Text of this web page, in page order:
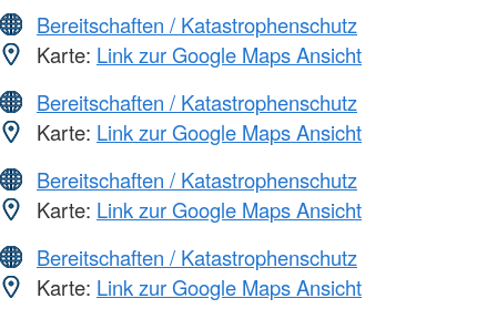
Bereitschaften / Katastrophenschutz
Karte: Link zur Google Maps Ansicht
Bereitschaften / Katastrophenschutz
Karte: Link zur Google Maps Ansicht
Bereitschaften / Katastrophenschutz
Karte: Link zur Google Maps Ansicht
Bereitschaften / Katastrophenschutz
Karte: Link zur Google Maps Ansicht